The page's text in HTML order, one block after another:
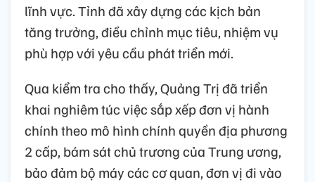
lĩnh vực. Tỉnh đã xây dựng các kịch bản
tăng trưởng, điều chỉnh mục tiêu, nhiệm vụ
phù hợp với yêu cầu phát triển mới.
Qua kiểm tra cho thấy, Quảng Trị đã triển
khai nghiêm túc việc sắp xếp đơn vị hành
chính theo mô hình chính quyền địa phương
2 cấp, bám sát chủ trương của Trung ương,
bảo đảm bộ máy các cơ quan, đơn vị đi vào